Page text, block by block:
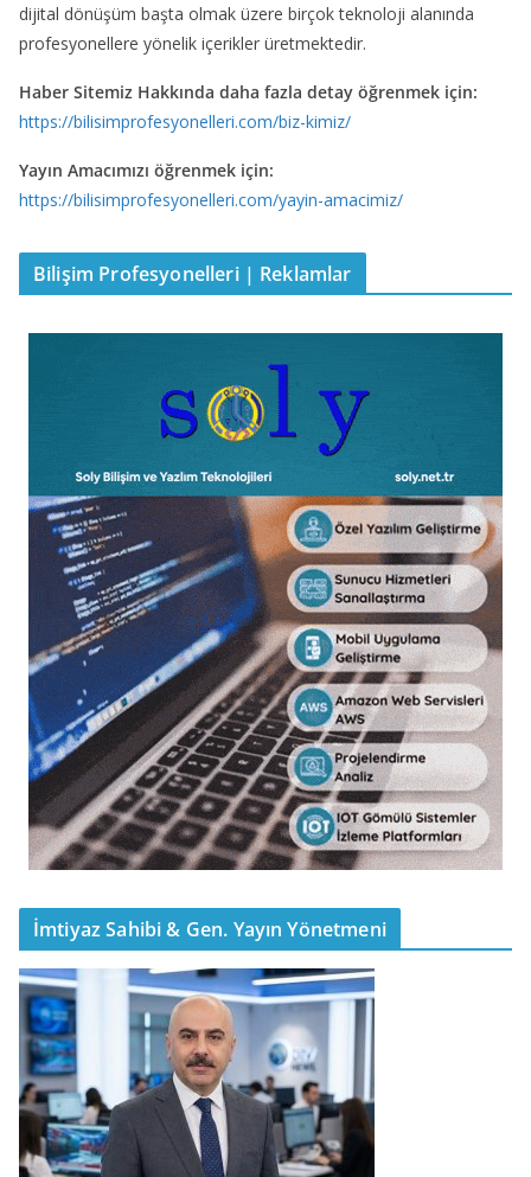
dijital dönüşüm başta olmak üzere birçok teknoloji alanında
profesyonellere yönelik içerikler üretmektedir.
Haber Sitemiz Hakkında daha fazla detay öğrenmek için:
https://bilisimprofesyonelleri.com/biz-kimiz/
Yayın Amacımızı öğrenmek için:
https://bilisimprofesyonelleri.com/yayin-amacimiz/
Bilişim Profesyonelleri | Reklamlar
İmtiyaz Sahibi & Gen. Yayın Yönetmeni